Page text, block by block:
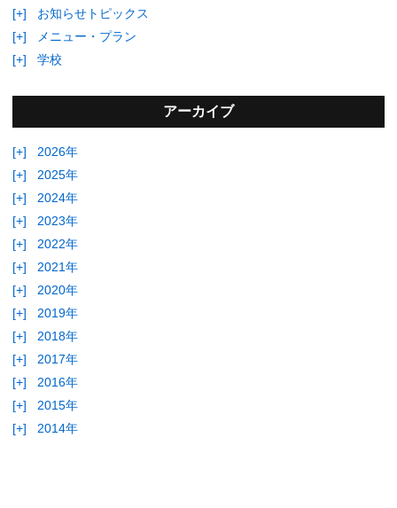
[+]
お知らせトピックス
[+]
メニュー・プラン
[+]
学校
アーカイブ
[+]
2026年
[+]
2025年
[+]
2024年
[+]
2023年
[+]
2022年
[+]
2021年
[+]
2020年
[+]
2019年
[+]
2018年
[+]
2017年
[+]
2016年
[+]
2015年
[+]
2014年